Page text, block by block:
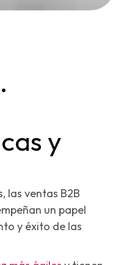
y
las ventas B2B
un papel
y éxito de las